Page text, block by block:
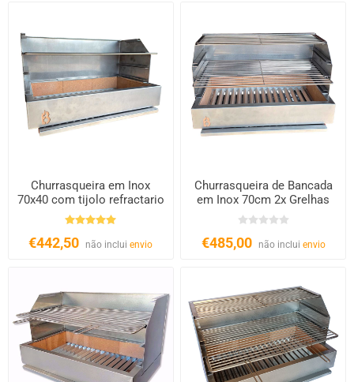
Churrasqueira em Inox
70x40 com tijolo refractario
€442,50 não incluienvio
Churrasqueira de Bancada
em Inox 70cm 2x Grelhas
€485,00 não inclui envio